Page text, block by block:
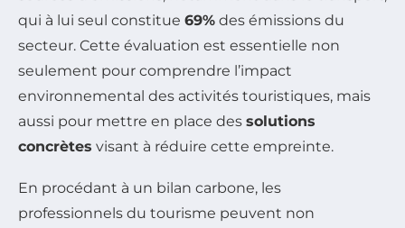
qui à lui seul constitue 69% des émissions du
secteur. Cette évaluation est essentielle non
seulement pour comprendre l’impact
environnemental des activités touristiques, mais
aussi pour mettre en place des solutions
concrètes visant à réduire cette empreinte.
En procédant à un bilan carbone, les
professionnels du tourisme peuvent non